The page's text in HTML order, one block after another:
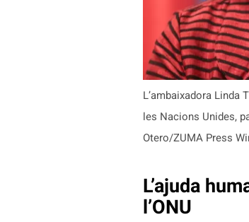
L’ambaixadora Linda
les Nacions Unides,
Otero/ZUMA Press
L’ajuda
l’ONU